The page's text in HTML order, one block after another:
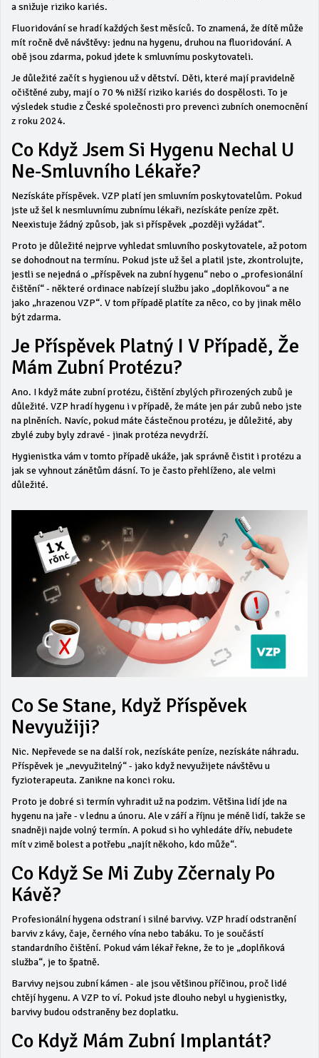
a snižuje riziko kariés.
Fluoridování se hradí každých šest měsíců. To znamená, že dítě může
mít ročně dvě návštěvy: jednu na hygenu, druhou na fluoridování. A
obě jsou zdarma, pokud jdete k smluvnímu poskytovateli.
Je důležité začít s hygienou už v dětství. Děti, které mají pravidelně
očištěné zuby, mají o 70 % nižší riziko kariés do dospělosti. To je
výsledek studie zČeské společnosti pro prevenci zubních onemocnění
z roku 2024.
Co Když Jsem Si Hygenu Nechal U
Ne-Smluvního Lékaře?
Nezískáte příspěvek. VZP platí jen smluvním poskytovatelům. Pokud
jste už šel k nesmluvnímu zubnímu lékaři, nezískáte peníze zpět.
Neexistuje žádný způsob, jak si příspěvek „později vyžádat“.
Proto je důležité nejprve vyhledat smluvního poskytovatele, až potom
se dohodnout na termínu. Pokud jste už šel a platil jste, zkontrolujte,
jestli se nejedná o „příspěvek na zubní hygenu“ nebo o „profesionální
čištění“ - některé ordinace nabízejí službu jako „doplňkovou“ a ne
jako „hrazenou VZP“. V tom případě platíte za něco, co by jinak mělo
být zdarma.
Je Příspěvek Platný I V Případě, Že
Mám Zubní Protézu?
Ano. I když máte zubní protézu, čištění zbylých přirozených zubů je
důležité. VZP hradí hygenu i v případě, že máte jen pár zubů nebo jste
na plněních. Navíc, pokud máte částečnou protézu, je důležité, aby
zbylé zuby byly zdravé - jinak protéza nevydrží.
Hygienistka vám v tomto případě ukáže, jak správně čistit i protézu a
jak se vyhnout zánětům dásní. To je často přehlíženo, ale velmi
důležité.
Co Se Stane, Když Příspěvek
Nevyužiji?
Nic. Nepřevede se na další rok, nezískáte peníze, nezískáte náhradu.
Příspěvek je „nevyužitelný“ - jako když nevyužijete návštěvu u
fyzioterapeuta. Zanikne na konci roku.
Proto je dobré si termín vyhradit už na podzim. Většina lidí jde na
hygenu na jaře - v lednu a únoru. Ale v září a říjnu je méně lidí, takže se
snadněji najde volný termín. A pokud si ho vyhledáte dřív, nebudete
mít v zimě bolest a potřebu „najít někoho, kdo může“.
Co Když Se Mi Zuby Zčernaly Po
Kávě?
Profesionální hygena odstraní i silné barvivy. VZP hradí odstranění
barviv z kávy, čaje, černého vína nebo tabáku. To je součástí
standardního čištění. Pokud vám lékař řekne, že to je „doplňková
služba“, je to špatně.
Barvivy nejsou zubní kámen - ale jsou většinou příčinou, proč lidé
chtějí hygenu. A VZP to ví. Pokud jste dlouho nebyl u hygienistky,
barvivy budou odstraněny bez doplatku.
Co Když Mám Zubní Implantát?